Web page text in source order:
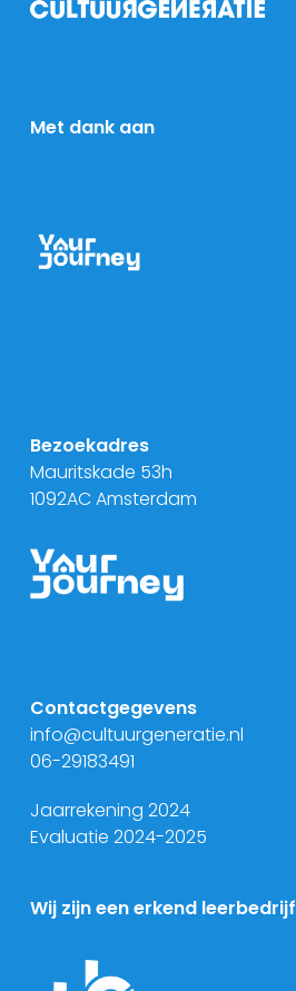
Met dank aan
Bezoekadres
Mauritskade 53h
1092AC Amsterdam
Contactgegevens
info@cultuurgeneratie.nl
06-29183491
Jaarrekening 2024
Evaluatie 2024-2025
Wij zijn een erkend leerbedrijf